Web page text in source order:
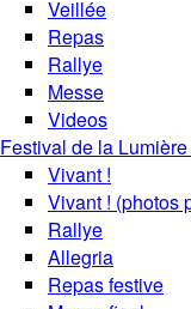
Veillée
Repas
Rallye
Messe
Videos
Festival de la
Vivant !
Vivant ! (photos
Rallye
Allegria
Repas festive